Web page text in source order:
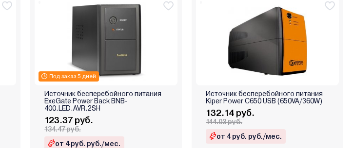
Под заказ 5 дней
Источник бесперебойного питания
ExeGate Power Back BNB-
400.LED.AVR.2SH
123.37 руб.
134.47 руб.
от 4 руб. руб./мес.
Источник бесперебойного питания
Kiper Power C650 USB (650VA/360W)
132.14 руб.
144.03 руб.
от 4 руб. руб./мес.